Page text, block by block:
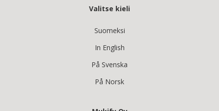
Valitse kieli
Suomeksi
In English
På Svenska
På Norsk